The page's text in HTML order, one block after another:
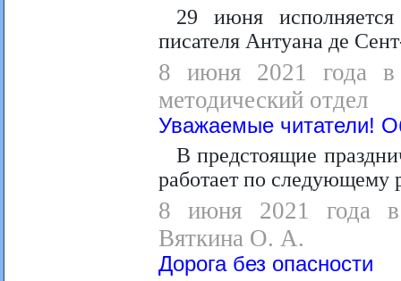
29 июня
писателя Антуана де
8 июня 2021 года в
методический отдел
Уважаемые читатели!
В предстоящие
работает по следующему
8 июня 2021 года в
Вяткина О. А.
Дорога без опасности